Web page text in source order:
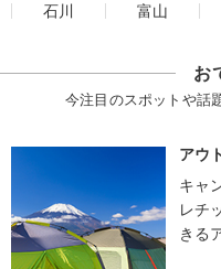
石川
富山
お
今注目のスポットや話
アウ
キャ
レチ
きる